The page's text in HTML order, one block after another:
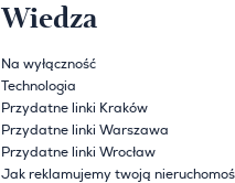
Wiedza
Na wyłączność
Technologia
Przydatne linki Kraków
Przydatne linki Warszawa
Przydatne linki Wrocław
Jak reklamujemy twoją